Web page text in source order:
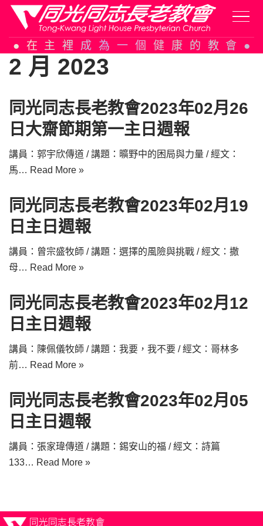
Skip
to
content
在主裡成為一個健康的教會
2 月 2023
同光同志長老教會2023年02月26
日大齋節期第一主日週報
講員：郭宇欣傳道 / 講題：曠野中的困局與力量 / 經文：
馬… Read More »
同光同志長老教會2023年02月19
日主日週報
講員：曾宗盛牧師 / 講題：選擇的風險與挑戰 / 經文：撒
母… Read More »
同光同志長老教會2023年02月12
日主日週報
講員：陳佩儀牧師 / 講題：我要，我不要 / 經文：哥林多
前… Read More »
同光同志長老教會2023年02月05
日主日週報
講員：張家瑋傳道 / 講題：錫安山的福 / 經文：詩篇
133… Read More »
同光同志長老教會